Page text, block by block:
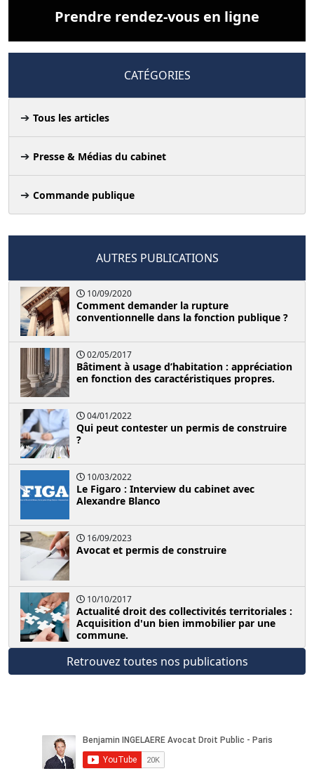
Prendre rendez-vous en ligne
CATÉGORIES
Tous les articles
Presse & Médias du cabinet
Commande publique
AUTRES PUBLICATIONS
10/09/2020
Comment demander la rupture
conventionnelle dans la fonction publique ?
02/05/2017
Bâtiment à usage d’habitation : appréciation
en fonction des caractéristiques propres.
04/01/2022
Qui peut contester un permis de construire
?
10/03/2022
Le Figaro : Interview du cabinet avec
Alexandre Blanco
16/09/2023
Avocat et permis de construire
10/10/2017
Actualité droit des collectivités territoriales :
Acquisition d'un bien immobilier par une
commune.
Retrouvez toutes nos publications